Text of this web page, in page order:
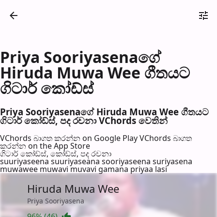
Priya Sooriyasenaගේ
Hiruda Muwa Wee ගීතයට
ගිටාර් කෝඩ්ස්
Priya Sooriyasenaගේ Hiruda Muwa Wee ගීතයට
ගිටාර් කෝඩ්ස්, පද රච​නා VChords වෙති​න්
VChords බාගත කරන්න on Google PlayVChords බාගත
කරන්න on the App Store
ගිටාර් කෝඩ්ස්, කෝඩ්ස්, පද රච​නා
suuriyaseena suuriyaseana sooriyaseena suriyasena
muwawee muwavi muvavi gamana priyaa lasi
Hiruda Muwa Wee
Priya Sooriyasena